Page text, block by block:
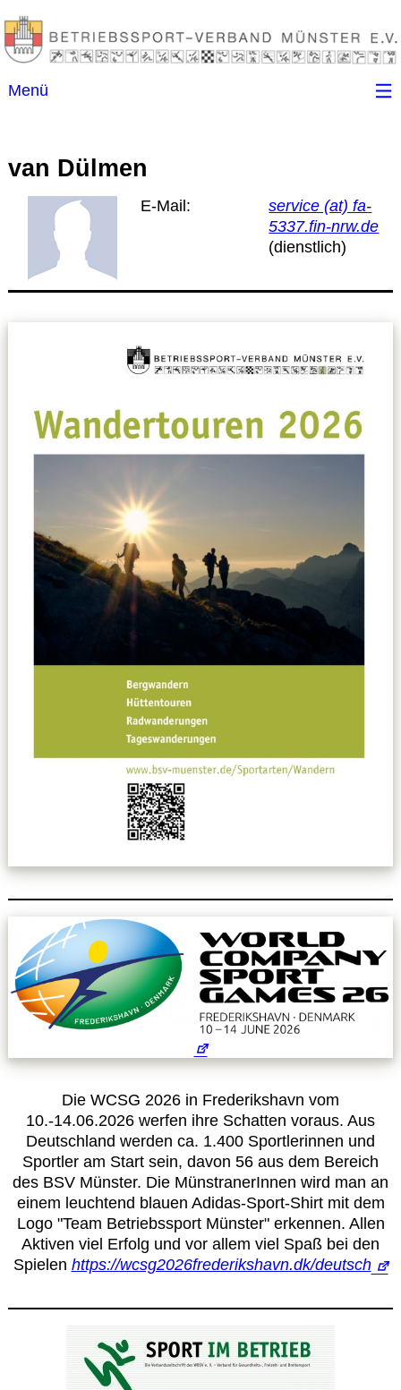
Menü
Kontakt
Ansprechpartner
Datenschutzerklärung
Spielpläne / Ergebnisse / Tabellen
Chronik
Service
Anmeldung zum Erste-Hilfe-Kurs
Downloads
Kalender
Anmelden
Betriebssportiade
van Dülmen
E-Mail:
service (at) fa-
5337.fin-nrw.de
Die WCSG 2026 in Frederikshavn vom
10.-14.06.2026 werfen ihre Schatten voraus. Aus
Deutschland werden ca. 1.400 Sportlerinnen und
Sportler am Start sein, davon 56 aus dem Bereich
des BSV Münster. Die MünstranerInnen wird man an
einem leuchtend blauen Adidas-Sport-Shirt mit dem
Logo "Team Betriebssport Münster" erkennen. Allen
Aktiven viel Erfolg und vor allem viel Spaß bei den
Spielen https://wcsg2026frederikshavn.dk/deutsch